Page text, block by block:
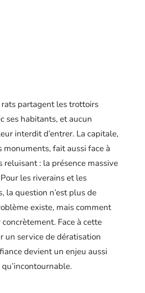
partagent les trottoirs
ses habitants, et aucun
interdit d’entrer. La capitale,
monuments, fait aussi face à
reluisant : la présence massive
les riverains et les
la question n’est plus de
existe, mais comment
concrètement. Face à cette
un service de dératisation
devient un enjeu aussi